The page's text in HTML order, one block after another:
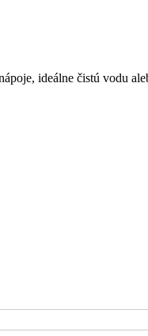
ideálne čistú vodu